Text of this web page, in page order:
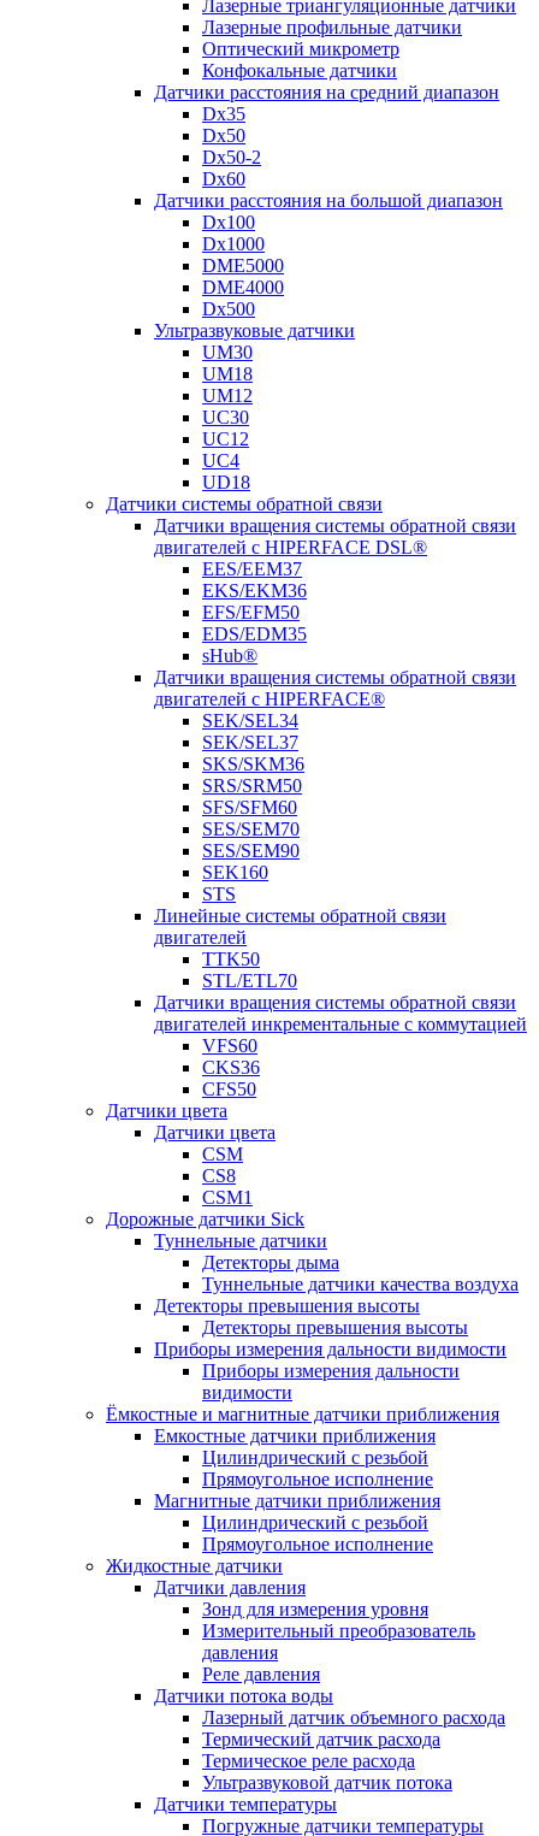
Лазерные триангуляционные датчики
Лазерные профильные датчики
Оптический микрометр
Конфокальные датчики
Датчики расстояния на средний диапазон
Dx35
Dx50
Dx50-2
Dx60
Датчики расстояния на большой диапазон
Dx100
Dx1000
DME5000
DME4000
Dx500
Ультразвуковые датчики
UM30
UM18
UM12
UC30
UC12
UC4
UD18
Датчики системы обратной связи
Датчики вращения системы обратной связи
двигателей с HIPERFACE DSL®
EES/EEM37
EKS/EKM36
EFS/EFM50
EDS/EDM35
sHub®
Датчики вращения системы обратной связи
двигателей с HIPERFACE®
SEK/SEL34
SEK/SEL37
SKS/SKM36
SRS/SRM50
SFS/SFM60
SES/SEM70
SES/SEM90
SEK160
STS
Линейные системы обратной связи
двигателей
TTK50
STL/ETL70
Датчики вращения системы обратной связи
двигателей инкрементальные с коммутацией
VFS60
CKS36
CFS50
Датчики цвета
Датчики цвета
CSM
CS8
CSM1
Дорожные датчики Sick
Туннельные датчики
Детекторы дыма
Туннельные датчики качества воздуха
Детекторы превышения высоты
Детекторы превышения высоты
Приборы измерения дальности видимости
Приборы измерения дальности
видимости
Ёмкостные и магнитные датчики приближения
Емкостные датчики приближения
Цилиндрический с резьбой
Прямоугольное исполнение
Магнитные датчики приближения
Цилиндрический с резьбой
Прямоугольное исполнение
Жидкостные датчики
Датчики давления
Зонд для измерения уровня
Измерительный преобразователь
давления
Реле давления
Датчики потока воды
Лазерный датчик объемного расхода
Термический датчик расхода
Термическое реле расхода
Ультразвуковой датчик потока
Датчики температуры
Погружные датчики температуры